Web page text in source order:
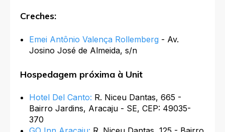
Creches:
Emei Antônio Valença Rollemberg - Av.
Josino José de Almeida, s/n
Hospedagem próxima à Unit
Hotel Del Canto: R. Niceu Dantas, 665 -
Bairro Jardins, Aracaju - SE, CEP: 49035-
370